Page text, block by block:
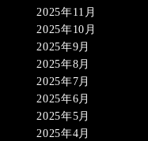
2025年11月
2025年10月
2025年9月
2025年8月
2025年7月
2025年6月
2025年5月
2025年4月